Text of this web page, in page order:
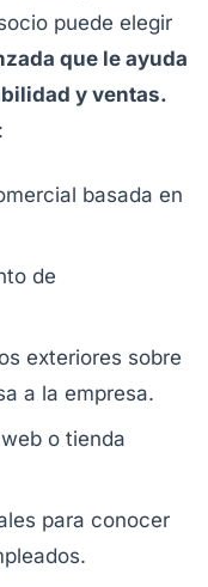
puede elegir
que le ayuda
y ventas.
basada en
de
exteriores sobre
a la empresa.
o tienda
para conocer